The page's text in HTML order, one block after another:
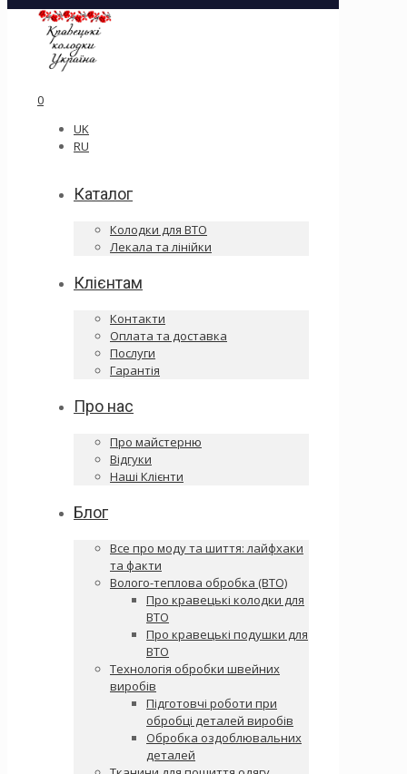
0
UK
RU
Каталог
Колодки для ВТО
Лекала та лінійки
Клієнтам
Контакти
Оплата та доставка
Послуги
Гарантія
Про нас
Про майстерню
Відгуки
Наші Клієнти
Блог
Все про моду та шиття: лайфхаки
та факти
Волого-теплова обробка (ВТО)
Про кравецькі колодки для
ВТО
Про кравецькі подушки для
ВТО
Технологія обробки швейних
виробів
Підготовчі роботи при
обробці деталей виробів
Обробка оздоблювальних
деталей